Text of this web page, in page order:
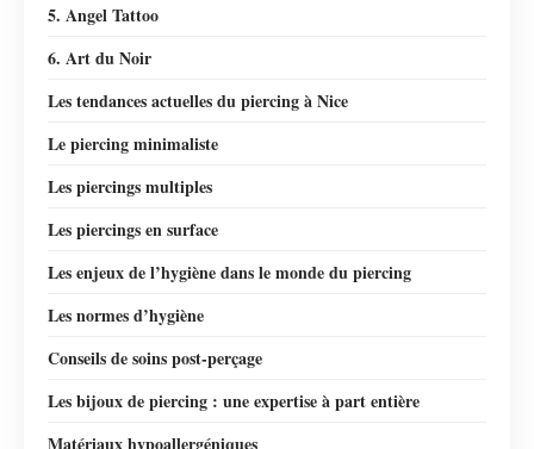
5. Angel Tattoo
6. Art du Noir
Les tendances actuelles du piercing à Nice
Le piercing minimaliste
Les piercings multiples
Les piercings en surface
Les enjeux de l’hygiène dans le monde du piercing
Les normes d’hygiène
Conseils de soins post-perçage
Les bijoux de piercing : une expertise à part entière
Matériaux hypoallergéniques